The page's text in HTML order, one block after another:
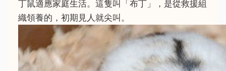
丁鼠適應家庭生活。這隻叫「布丁」，是從救援組
織領養的，初期見人就尖叫。